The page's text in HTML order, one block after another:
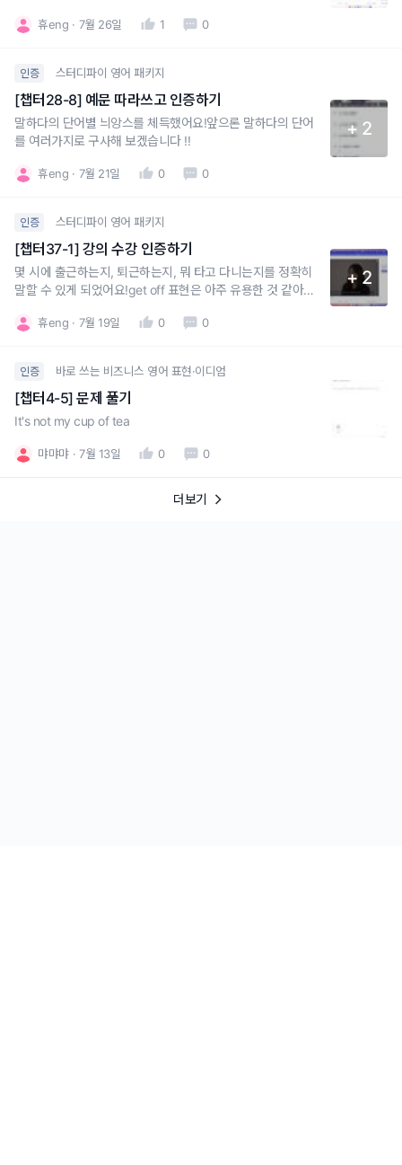
도 자주 써보고친구들과 for real 도 많이 써보겠습니다.
휴eng 7월 26일 1 0
인증 스터디파이 영어 패키지
[챕터28-8] 예문 따라쓰고 인증하기
말하다의 단어별 늬앙스를 체득했어요!앞으론 말하다의 단어
를 여러가지로 구사해 보겠습니다 !!
+ 2
휴eng 7월 21일 0 0
인증 스터디파이 영어 패키지
[챕터37-1] 강의 수강 인증하기
몇 시에 출근하는지, 퇴근하는지, 뭐 타고 다니는지를 정확히
말할 수 있게 되었어요!get off 표현은 아주 유용한 것 같아요.
+ 2
휴eng 7월 19일 0 0
인증 바로 쓰는 비즈니스 영어 표현·이디엄
[챕터4-5] 문제 풀기
It's not my cup of tea
먀먀먀 7월 13일 0 0
더보기